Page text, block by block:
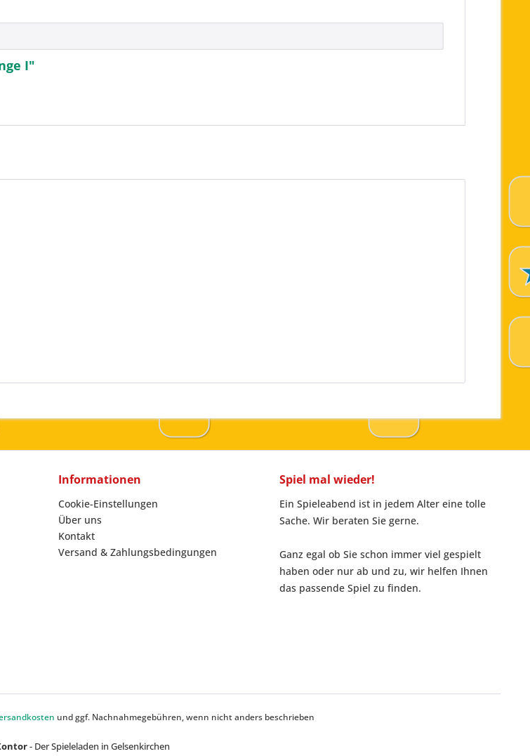
I"
Informationen
Cookie-Einstellungen
Über uns
Kontakt
Versand & Zahlungsbedingungen
Spiel mal wieder!
Ein Spieleabend ist in jedem Alter eine tolle
Sache. Wir beraten Sie gerne.
Ganz egal ob Sie schon immer viel gespielt
haben oder nur ab und zu, wir helfen Ihnen
das passende Spiel zu finden.
und ggf. Nachnahmegebühren, wenn nicht anders beschrieben
- Der Spieleladen in Gelsenkirchen